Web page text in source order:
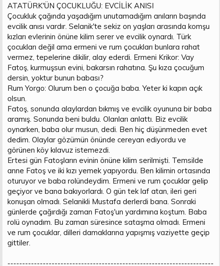
ATATÜRK'ÜN ÇOCUKLUĞU: EVCİLİK ANISI
Çocukluk çağında yaşadığım unutamadığım anıların başında
evcilik anısı vardır. Selanik'te sekiz on yaşları arasında komşu
kızları evlerinin önüne kilim serer ve evcilik oynardı. Türk
çocukları değil ama ermeni ve rum çocukları bunlara rahat
vermez, tepelerine dikilir, alay ederdi. Ermeni Krikor: Vay
Fatoş, kurmuşsun evini, bakarsın rahatına. Şu kıza çocuğum
dersin, yoktur bunun babası?
Rum Yorgo: Olurum ben o çocuğa baba. Yeter ki kapın açık
olsun.
Fatoş, sonunda alaylardan bıkmış ve evcilik oyununa bir baba
aramış. Sonunda beni buldu. Olanları anlattı. Biz evcilik
oynarken, baba olur musun, dedi. Ben hiç düşünmeden evet
dedim. Olaylar gözümün önünde cereyan ediyordu ve
görünen köy kılavuz istemezdi.
Ertesi gün Fatoşların evinin önüne kilim serilmişti. Temsilde
anne Fatoş ve iki kızı yemek yapıyordu. Ben kilimin ortasında
oturuyor ve baba rolündeydim. Ermeni ve rum çocuklar gelip
geçiyor ve bana bakıyorlardı. O gün tek laf atan, ileri geri
konuşan olmadı. Selanikli Mustafa derlerdi bana. Sonraki
günlerde çağırdığı zaman Fatoş'un yardımına koştum. Baba
rolü oynadım. Bu zaman süresince sataşma olmadı. Ermeni
ve rum çocuklar, dilleri damaklarına yapışmış vaziyette geçip
gittiler.
----------------------------------------------------------------------